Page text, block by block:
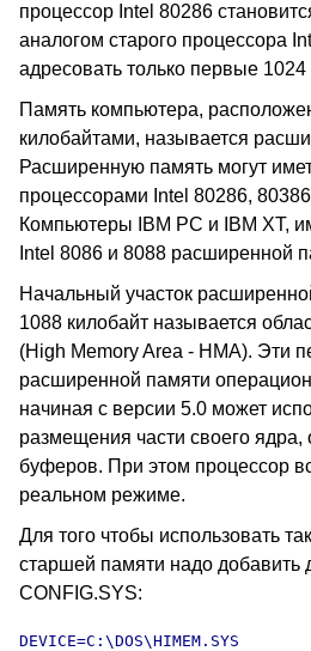
процессор Intel 80286
аналогом старого процессора
адресовать только первые
Память компьютера,
килобайтами, называется
Расширенную память могут
процессорами Intel 80286,
Компьютеры IBM PC и IBM XT,
Intel 8086 и 8088 расширенной
Начальный участок
1088 килобайт называется
(High Memory Area - HMA). Эти
расширенной памяти
начиная с версии 5.0 может
размещения части своего ядра,
буферов. При этом процессор
реальном режиме.
Для того чтобы использовать
старшей памяти надо добавить
CONFIG.SYS:
DEVICE=C:\DOS\HIMEM.SYS